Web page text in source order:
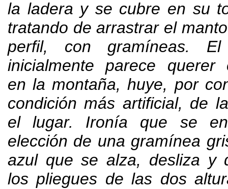
la ladera y se cubre en su
tratando de arrastrar el
perfil, con gramíneas. El
inicialmente parece querer
en la montaña,huye, por
condición más artificial, de
el lugar. Ironía que se
elección de una gramínea
azul que se alza, desliza y
los pliegues de las dos